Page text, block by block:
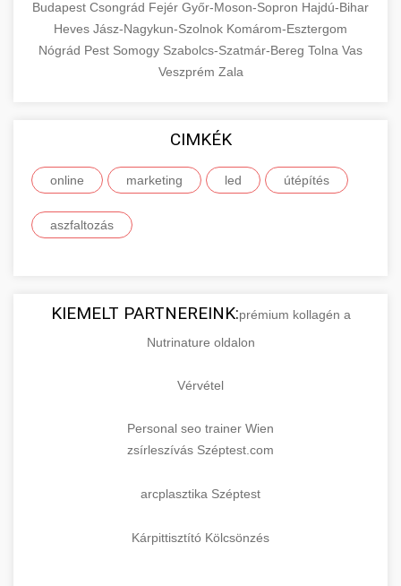
Budapest Csongrád Fejér Győr-Moson-Sopron Hajdú-Bihar
Heves Jász-Nagykun-Szolnok Komárom-Esztergom
Nógrád Pest Somogy Szabolcs-Szatmár-Bereg Tolna Vas
Veszprém Zala
CIMKÉK
online marketing led útépítés
aszfaltozás
KIEMELT PARTNEREINK:prémium kollagén a
Nutrinature oldalon
Vérvétel
Personal seo trainer Wien
zsírleszívás Széptest.com
arcplasztika Széptest
Kárpittisztító Kölcsönzés